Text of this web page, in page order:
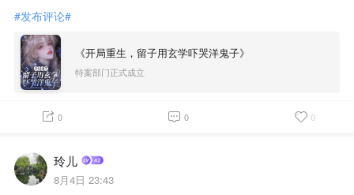
#发布评论#
《开局重生，留子用玄学吓哭洋鬼子》
特案部门正式成立
0 0 0
玲儿
8月4日 23:43